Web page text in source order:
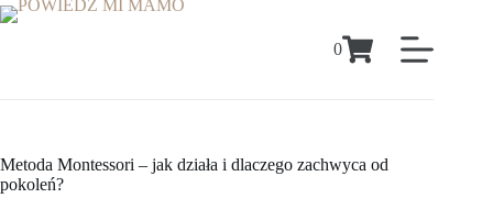
0
Metoda Montessori – jak działa i dlaczego zachwyca od
pokoleń?